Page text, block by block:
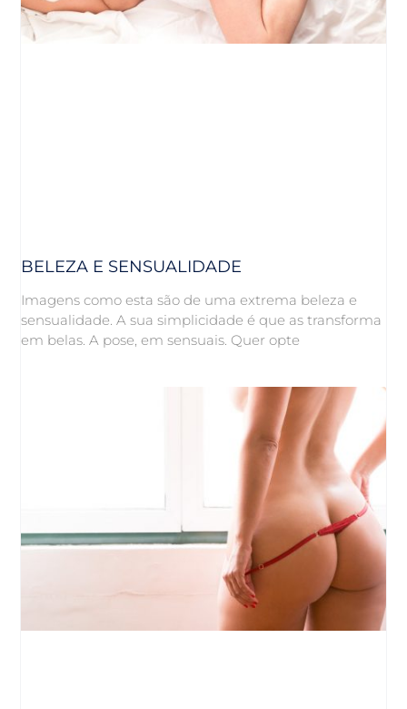
BELEZA E SENSUALIDADE
Imagens como esta são de uma extrema beleza e
sensualidade. A sua simplicidade é que as transforma
em belas. A pose, em sensuais. Quer opte